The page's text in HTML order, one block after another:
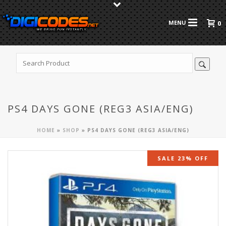
0
PS4 DAYS GONE (REG3 ASIA/ENG)
HOME » SHOP » PS4 DAYS GONE (REG3 ASIA/ENG)
SALE 23% OFF